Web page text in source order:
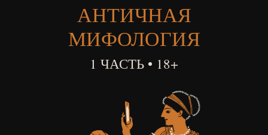
1 ЧАСТЬ • 18+
АНТИЧНАЯ
МИФОЛОГИЯ